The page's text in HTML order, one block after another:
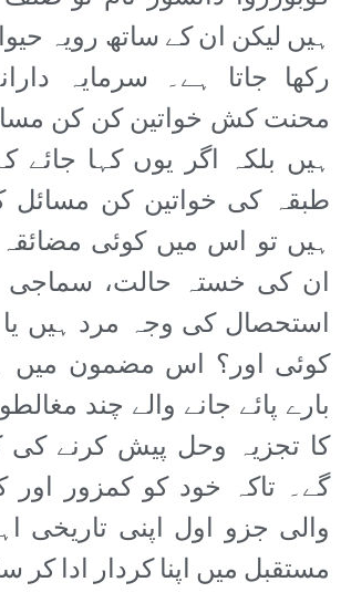
ہیں لیکن ان کے ساتھ رویہ
رکھا جاتا ہے۔ سرمایہ
محنت کش خواتین کن کن
ہیں بلکہ اگر یوں کہا
طبقہ کی خواتین کن مسائل
ہیں تو اس میں کوئی
ان کی خستہ حالت، سماجی
استحصال کی وجہ مرد ہیں یا
کوئی اور؟ اس مضمون
بارے پائے جانے والے چند
کا تجزیہ وحل پیش کرنے
گے۔ تاکہ خود کو کمزور اور
والی جزو اول اپنی تاریخی
مستقبل میں اپنا کردار ادا کر